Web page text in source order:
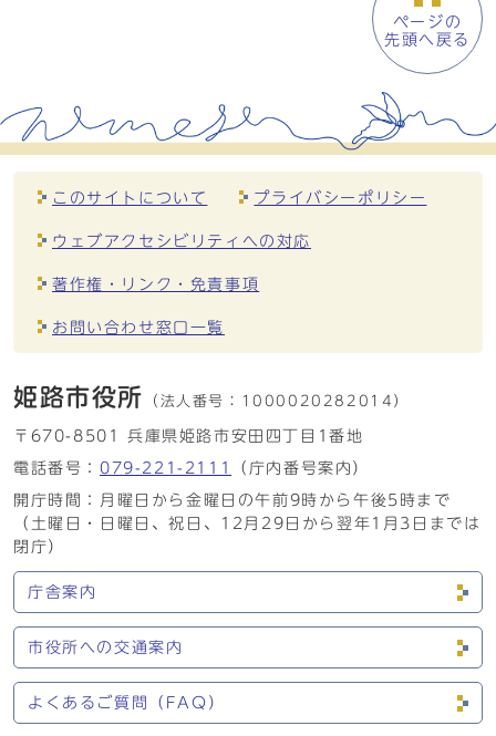
ページの
先頭へ戻る
このサイトについて プライバシーポリシー
ウェブアクセシビリティへの対応
著作権・リンク・免責事項
お問い合わせ窓口一覧
姫路市役所 （法人番号： 1000020282014）
〒670-8501 兵庫県姫路市安田四丁目1番地
電話番号： 079-221-2111
（庁内番号案内）
開庁時間：月曜日から金曜日の午前9時から午後5時まで
（土曜日・日曜日、祝日、12月29日から翌年1月3日までは
閉庁）
庁舎案内
市役所への交通案内
よくあるご質問（FAQ）